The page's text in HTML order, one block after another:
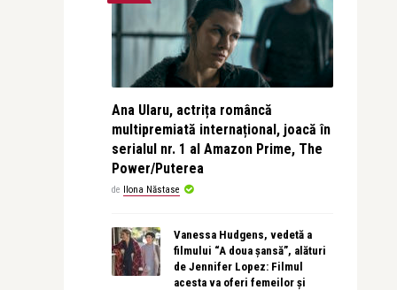
Ana Ularu, actrița româncă
multipremiată internațional, joacă în
serialul nr. 1 al Amazon Prime, The
Power/Puterea
de Ilona Năstase
Vanessa Hudgens, vedetă a
filmului “A doua șansă”, alături
de Jennifer Lopez: Filmul
acesta va oferi femeilor și